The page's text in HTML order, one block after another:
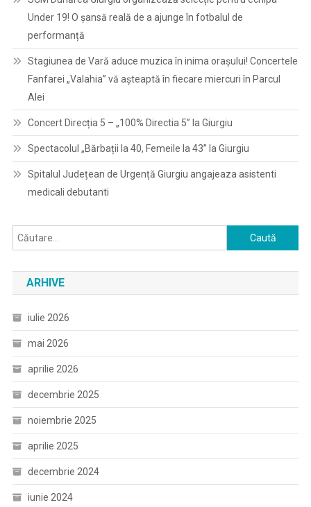
Under 19! O șansă reală de a ajunge în fotbalul de
performanță
Stagiunea de Vară aduce muzica în inima orașului! Concertele
Fanfarei „Valahia” vă așteaptă în fiecare miercuri în Parcul
Alei
Concert Direcția 5 – „100% Directia 5” la Giurgiu
Spectacolul „Bărbații la 40, Femeile la 43” la Giurgiu
Spitalul Județean de Urgență Giurgiu angajeaza asistenti
medicali debutanti
Caută
după:
ARHIVE
iulie 2026
mai 2026
aprilie 2026
decembrie 2025
noiembrie 2025
aprilie 2025
decembrie 2024
iunie 2024